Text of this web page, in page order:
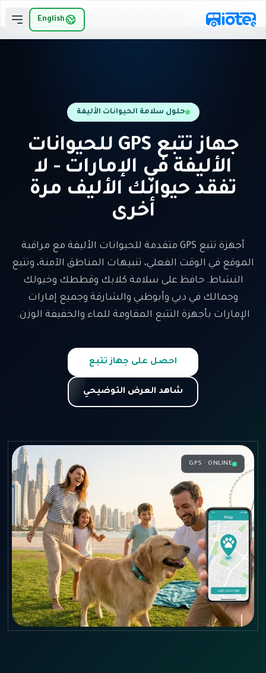
English
الرئيسية الخدمات
حلول سلامة الحيوانات الأليفة
جهاز تتبع GPS للحيوانات
الأليفة في الإمارات - لا
تفقد حيوانك الأليف مرة
أخرى
أجهزة تتبع GPS متقدمة للحيوانات الأليفة مع مراقبة
الموقع في الوقت الفعلي، تنبيهات المناطق الآمنة، وتتبع
النشاط. حافظ على سلامة كلابك وقططك وخيولك
وجمالك في دبي وأبوظبي والشارقة وجميع إمارات
الإمارات بأجهزة التتبع المقاومة للماء والخفيفة الوزن.
احصل على جهاز تتبع
شاهد العرض التوضيحي
GPS · ONLINE